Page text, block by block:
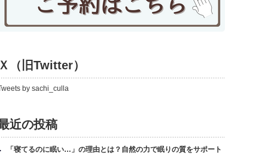
（旧Twitter）
by sachi_culla
近の投稿
「寝てるのに眠い…」の理由とは？自然の力で眠りの質をサポート